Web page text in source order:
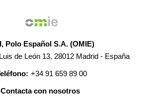
Polo Español S.A. (OMIE)
de León 13, 28012 Madrid - España
+34 91 659 89 00
Contacta con nosotros